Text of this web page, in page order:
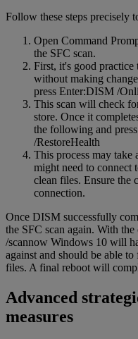
Follow these steps precisely
Open Command
the SFC scan.
First, it's good practice
without making
press Enter:DISM /
This scan will check
store. Once it
the following and
/RestoreHealth
This process may take
might need to connect
clean files. Ensure the
connection.
Once DISM successfully
the SFC scan again. With
/scannow Windows 10 will
against and should be able
files. A final reboot will
Advanced
measures